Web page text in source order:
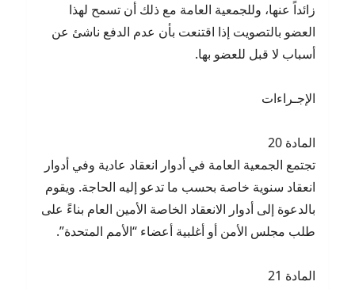
زائداً عنها، وللجمعية العامة مع ذلك أن تسمح لهذا
العضو بالتصويت إذا اقتنعت بأن عدم الدفع ناشئ عن
أسباب لا قبل للعضو بها.
الإجـراءات
المادة 20
تجتمع الجمعية العامة في أدوار انعقاد عادية وفي أدوار
انعقاد سنوية خاصة بحسب ما تدعو إليه الحاجة. ويقوم
بالدعوة إلى أدوار الانعقاد الخاصة الأمين العام بناءً على
طلب مجلس الأمن أو أغلبية أعضاء “الأمم المتحدة”.
المادة 21